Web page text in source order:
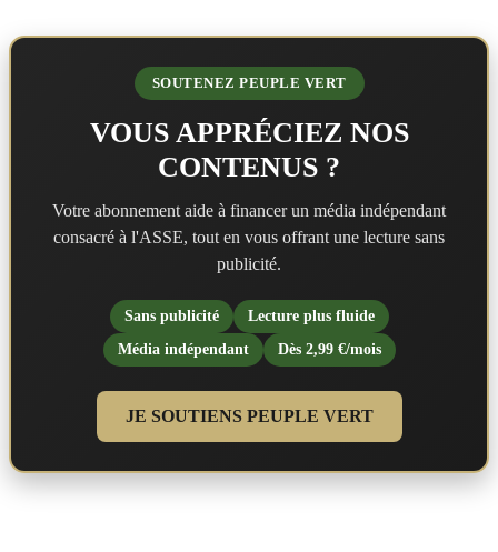
SOUTENEZ PEUPLE VERT
VOUS APPRÉCIEZ NOS
CONTENUS ?
Votre abonnement aide à financer un média indépendant
consacré à l'ASSE, tout en vous offrant une lecture sans
publicité.
Sans publicité
Lecture plus fluide
Média indépendant
Dès 2,99 €/mois
JE SOUTIENS PEUPLE VERT